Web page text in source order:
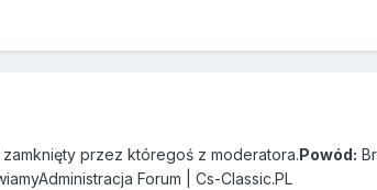
zamknięty przez któregoś z moderatora.Powód:
Forum | Cs-Classic.PL